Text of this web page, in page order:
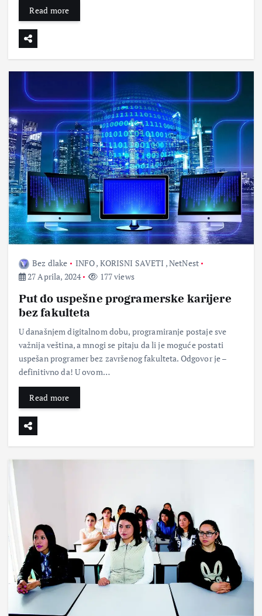
Read more
Bez dlake INFO, KORISNI SAVETI ,NetNest
27 Aprila, 2024
177 views
Put do uspešne programerske karijere
bez fakulteta
U današnjem digitalnom dobu, programiranje postaje sve
važnija veština, a mnogi se pitaju da li je moguće postati
uspešan programer bez završenog fakulteta. Odgovor je –
definitivno da! U ovom…
Read more